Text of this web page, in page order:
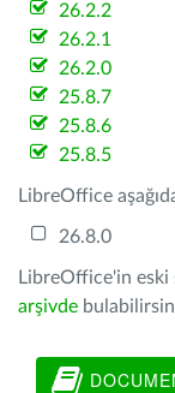
26.2.2
26.2.1
26.2.0
25.8.7
25.8.6
25.8.5
LibreOffice
26.8.0
LibreOffice'in
arşivde